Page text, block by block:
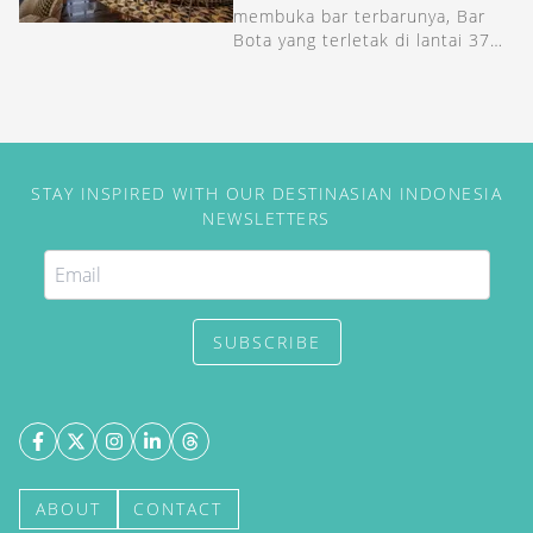
membuka bar terbarunya, Bar
Bota yang terletak di lantai 37
STAY INSPIRED WITH OUR DESTINASIAN INDONESIA
NEWSLETTERS
SUBSCRIBE
ABOUT CONTACT